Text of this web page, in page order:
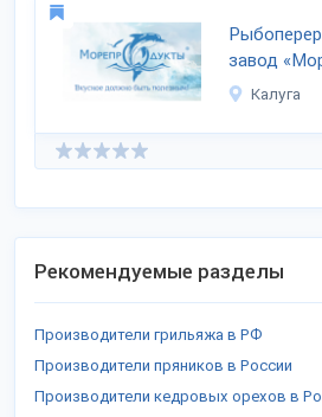
завод
Калуга
Рекомендуемые разделы
Производители грильяжа в РФ
Производители пряников в России
Производители кедровых орехов в